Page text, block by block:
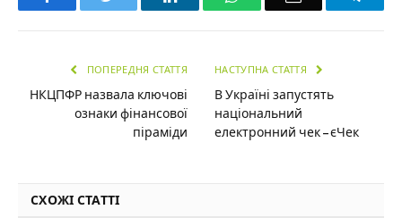
ПОПЕРЕДНЯ СТАТТЯ
НКЦПФР назвала ключові
ознаки фінансової
піраміди
НАСТУПНА СТАТТЯ
В Україні запустять
національний
електронний чек – єЧек
СХОЖІ СТАТТІ